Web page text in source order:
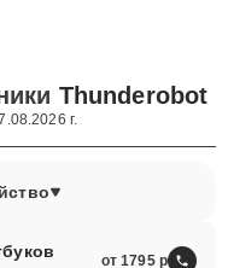
Thunderobot
г.
от 1795